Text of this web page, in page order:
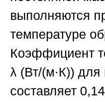
выполняются
температуре
Коэффициент
λ (Вт/(м·К)) для
составляет